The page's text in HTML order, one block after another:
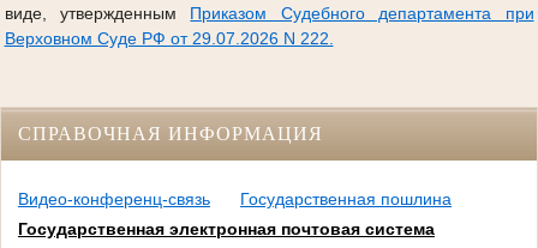
виде, утвержденным Приказом Судебного департамента при
Верховном Суде РФ от 29.07.2026 N 222.
СПРАВОЧНАЯ ИНФОРМАЦИЯ
Видео-конференц-связь
Государственная пошлина
Государственная электронная почтовая система